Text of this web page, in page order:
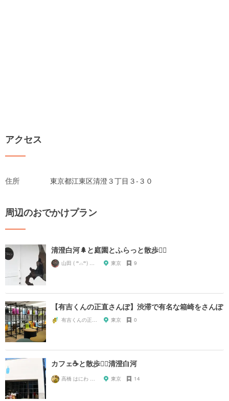
アクセス
住所 東京都江東区清澄３丁目３-３０
周辺のおでかけプラン
清澄白河🌲と庭園とふらっと散歩🚶‍♂️
東京 9
【有吉くんの正直さんぽ】渋滞で有名な箱崎をさんぽ
東京 0
カフェ☕️と散歩🚶‍♂️清澄白河
東京 14